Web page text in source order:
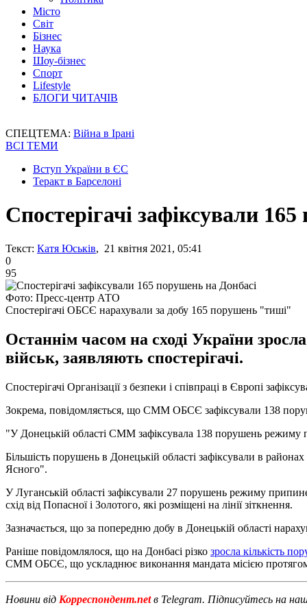
Місто
Світ
Бізнес
Наука
Шоу-бізнес
Спорт
Lifestyle
БЛОГИ ЧИТАЧІВ
СПЕЦТЕМА: Війна в Ірані
ВСІ ТЕМИ
Вступ України в ЄС
Теракт в Барселоні
Спостерігачі зафіксували
Текст: Катя Юськів, 21 квітня 2021, 05:41
0
95
Фото: Пресс-центр АТО
Спостерігачі ОБСЄ нарахували за добу 165 порушень "тиші"
Останнім часом на сході України
військ, заявляють спостерігачі.
Спостерігачі Організації з безпеки і співпраці в Європі
Зокрема, повідомляється, що СММ ОБСЄ зафіксували 138
"У Донецькій області СММ зафіксувала 138 порушень режиму
Більшість порушень в Донецькій області зафіксували в
Ясного".
У Луганській області зафіксували 27 порушень режиму
схід від Попасної і Золотого, які розміщені на лінії зіткнення.
Зазначається, що за попередню добу в Донецькій області
Раніше повідомлялося, що на Донбасі різко зросла кількість
СММ ОБСЄ, що ускладнює виконання мандата місією протягом
Новини від Корреспондент.netв Telegram. Підписуйтесь на